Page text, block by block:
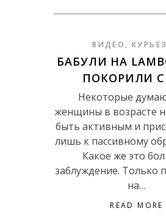
ВИДЕО ,
БАБУЛИ НА
ПОКОРИЛИ
Некоторые
женщины в возрасте
быть активным и
лишь к пассивному
Какое же это
заблуждение. Только
на…
READ MORE